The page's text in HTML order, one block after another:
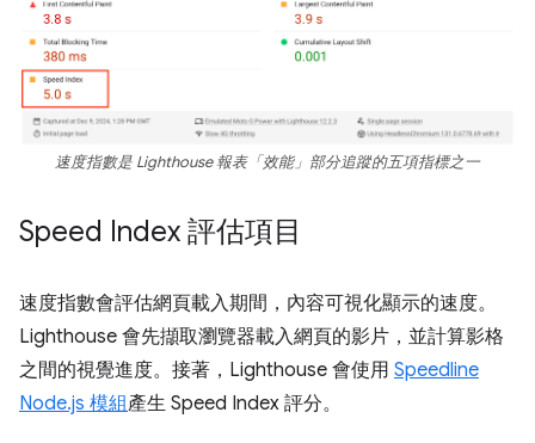
速度指數是 Lighthouse 報表「效能」 部分追蹤的五項指標之一
Speed Index 評估項目
速度指數會評估網頁載入期間，內容可視化顯示的速度。
Lighthouse 會先擷取瀏覽器載入網頁的影片，並計算影格
之間的視覺進度。接著，Lighthouse 會使用 Speedline
Node.js 模組產生 Speed Index 評分。